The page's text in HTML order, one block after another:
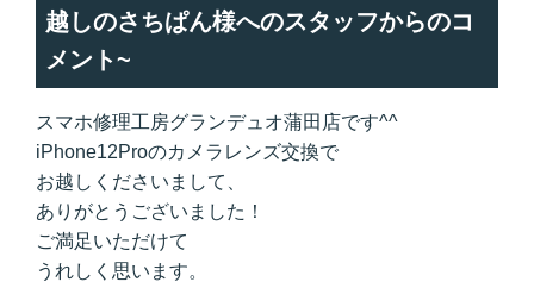
越しのさちぱん様へのスタッフからのコ
メント~
スマホ修理工房グランデュオ蒲田店です^^
iPhone12Proのカメラレンズ交換で
お越しくださいまして、
ありがとうございました！
ご満足いただけて
うれしく思います。